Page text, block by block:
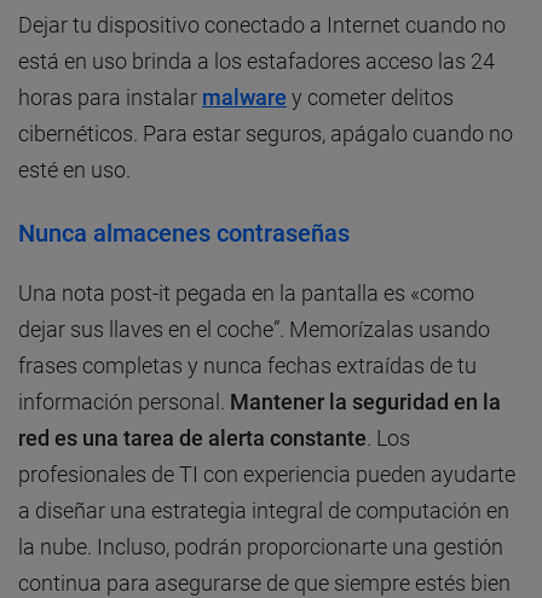
Dejar tu dispositivo conectado a Internet cuando no
está en uso brinda a los estafadores acceso las 24
horas para instalar malware y cometer delitos
cibernéticos. Para estar seguros, apágalo cuando no
esté en uso.
Nunca almacenes contraseñas
Una nota post-it pegada en la pantalla es «como
dejar sus llaves en el coche”. Memorízalas usando
frases completas y nunca fechas extraídas de tu
información personal. Mantener la seguridad en la
red es una tarea de alerta constante . Los
profesionales de TI con experiencia pueden ayudarte
a diseñar una estrategia integral de computación en
la nube. Incluso, podrán proporcionarte una gestión
continua para asegurarse de que siempre estés bien